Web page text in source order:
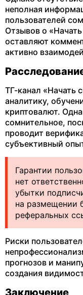
неполная
пользователей
Отзывов о
оставляют
активно
ТГ-канал «Начать
аналитику,
криптовалют.
сомнительное,
проводит
субъективный
Гарантии
нет
убытки
на размещении
реферальных
Риски
прогнозов и
создания